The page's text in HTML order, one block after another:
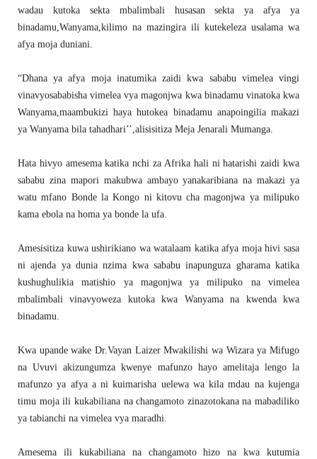
wadau kutoka sekta mbalimbali husasan sekta ya afya ya
binadamu,Wanyama,kilimo na mazingira ili kutekeleza usalama wa
afya moja duniani.
“Dhana ya afya moja inatumika zaidi kwa sababu vimelea vingi
vinavyosababisha vimelea vya magonjwa kwa binadamu vinatoka kwa
Wanyama,maambukizi haya hutokea binadamu anapoingilia makazi
ya Wanyama bila tahadhari’’,alisisitiza Meja Jenarali Mumanga.
Hata hivyo amesema katika nchi za Afrika hali ni hatarishi zaidi kwa
sababu zina mapori makubwa ambayo yanakaribiana na makazi ya
watu mfano Bonde la Kongo ni kitovu cha magonjwa ya milipuko
kama ebola na homa ya bonde la ufa.
Amesisitiza kuwa ushirikiano wa watalaam katika afya moja hivi sasa
ni ajenda ya dunia nzima kwa sababu inapunguza gharama katika
kushughulikia matishio ya magonjwa ya milipuko na vimelea
mbalimbali vinavyoweza kutoka kwa Wanyama na kwenda kwa
binadamu.
Kwa upande wake Dr.Vayan Laizer Mwakilishi wa Wizara ya Mifugo
na Uvuvi akizungumza kwenye mafunzo hayo amelitaja lengo la
mafunzo ya afya a ni kuimarisha uelewa wa kila mdau na kujenga
timu moja ili kukabiliana na changamoto zinazotokana na mabadiliko
ya tabianchi na vimelea vya maradhi.
Amesema ili kukabiliana na changamoto hizo na kwa kutumia